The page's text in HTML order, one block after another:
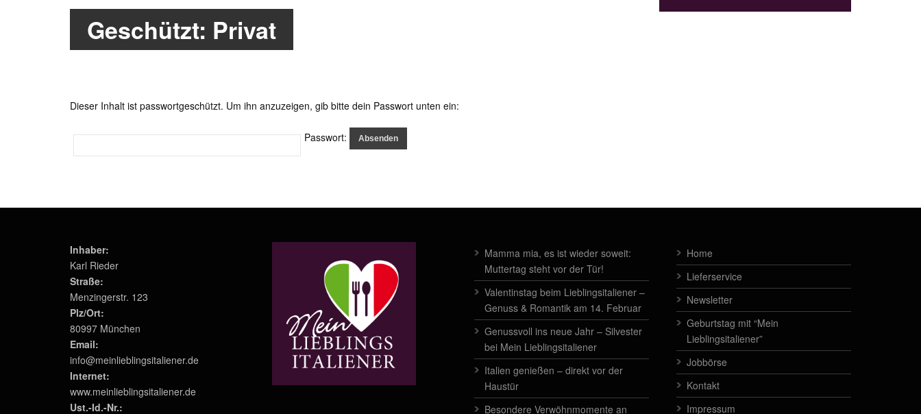
Geschützt: Privat
Dieser Inhalt ist passwortgeschützt. Um ihn anzuzeigen, gib bitte dein Passwort unten ein:
Passwort:
Inhaber:
Karl Rieder
Straße:
Menzingerstr. 123
Plz/Ort:
80997 München
Email:
info@meinlieblingsitaliener.de
Internet:
www.meinlieblingsitaliener.de
Ust.-Id.-Nr.:
Mamma mia, es ist wieder soweit:
Muttertag steht vor der Tür!
Valentinstag beim Lieblingsitaliener –
Genuss & Romantik am 14. Februar
Genussvoll ins neue Jahr – Silvester
bei Mein Lieblingsitaliener
Italien genießen – direkt vor der
Haustür
Besondere Verwöhnmomente an
Home
Lieferservice
Newsletter
Geburtstag mit “Mein
Lieblingsitaliener”
Jobbörse
Kontakt
Impressum